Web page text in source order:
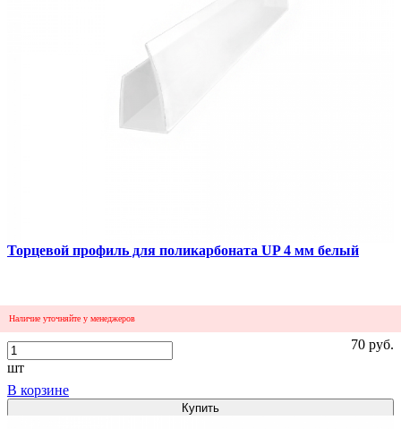
Торцевой профиль для поликарбоната UP 4 мм белый
Наличие уточняйте у менеджеров
70 руб.
шт
В корзине
Купить